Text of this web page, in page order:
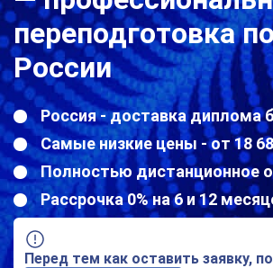
переподготовка
России
Россия - доставка диплома
Самые низкие цены - от 18
Полностью дистанционное
Рассрочка 0% на 6 и 12
Перед тем как оставить заявку,